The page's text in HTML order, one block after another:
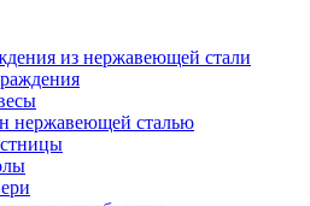
из нержавеющей стали
нержавеющей сталью